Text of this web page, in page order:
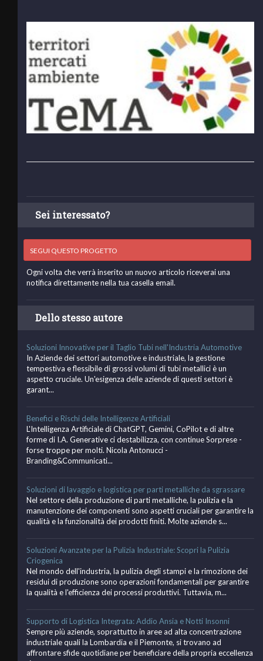
Sei interessato?
SEGUI QUESTO PROGETTO
Ogni volta che verrà inserito un nuovo articolo riceverai una
notifica direttamente nella tua casella email.
Dello stesso autore
Soluzioni Innovative per il Taglio Tubi nell'Industria Automotive
In Aziende dei settori automotive e industriale, la gestione
tempestiva e flessibile di grossi volumi di tubi metallici è un
aspetto cruciale. Un'esigenza delle aziende di questi settori è
garant...
Benefici e Rischi delle Intelligenze Artificiali
L'Intelligenza Artificiale di ChatGPT, Gemini, CoPilot e di altre
forme di I.A. Generative ci destabilizza, con continue Sorprese -
forse troppe per molti. Nicola Antonucci -
Branding&Communicati...
Soluzioni di lavaggio e logistica per parti metalliche da sgrassare
Nel settore della produzione di parti metalliche, la pulizia e la
manutenzione dei componenti sono aspetti cruciali per garantire la
qualità e la funzionalità dei prodotti finiti. Molte aziende s...
Soluzioni Avanzate per la Pulizia Industriale: Scopri la Pulizia
Criogenica
Nel mondo dell'industria, la pulizia degli stampi e la rimozione dei
residui di produzione sono operazioni fondamentali per garantire
la qualità e l'efficienza dei processi produttivi. Tuttavia, m...
Supporto di Logistica Integrata: Addio Ansia e Notti Insonni
Sempre più aziende, soprattutto in aree ad alta concentrazione
industriale quali la Lombardia e il Piemonte, si trovano ad
affrontare sfide quotidiane per beneficiare della propria eccellenza